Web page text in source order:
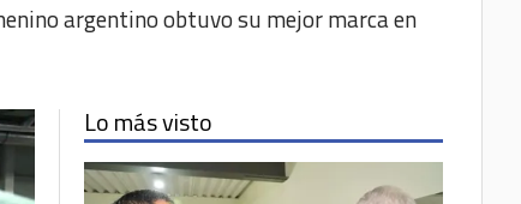
argentino obtuvo su mejor marca en
Lo más visto